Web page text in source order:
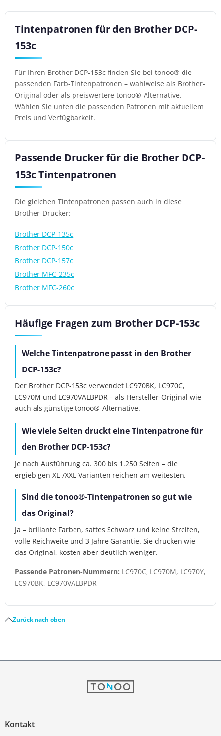
Tintenpatronen für den Brother DCP-
153c
Für Ihren Brother DCP-153c finden Sie bei tonoo® die
passenden Farb-Tintenpatronen – wahlweise als Brother-
Original oder als preiswertere tonoo®-Alternative.
Wählen Sie unten die passenden Patronen mit aktuellem
Preis und Verfügbarkeit.
Passende Drucker für die Brother DCP-
153c Tintenpatronen
Die gleichen Tintenpatronen passen auch in diese
Brother-Drucker:
Brother DCP-135c
Brother DCP-150c
Brother DCP-157c
Brother MFC-235c
Brother MFC-260c
Häufige Fragen zum Brother DCP-153c
Welche Tintenpatrone passt in den Brother
DCP-153c?
Der Brother DCP-153c verwendet LC970BK, LC970C,
LC970M und LC970VALBPDR – als Hersteller-Original wie
auch als günstige tonoo®-Alternative.
Wie viele Seiten druckt eine Tintenpatrone für
den Brother DCP-153c?
Je nach Ausführung ca. 300 bis 1.250 Seiten – die
ergiebigen XL-/XXL-Varianten reichen am weitesten.
Sind die tonoo®-Tintenpatronen so gut wie
das Original?
Ja – brillante Farben, sattes Schwarz und keine Streifen,
volle Reichweite und 3 Jahre Garantie. Sie drucken wie
das Original, kosten aber deutlich weniger.
Passende Patronen-Nummern: LC970C, LC970M, LC970Y,
LC970BK, LC970VALBPDR
Zurück nach oben
Kontakt